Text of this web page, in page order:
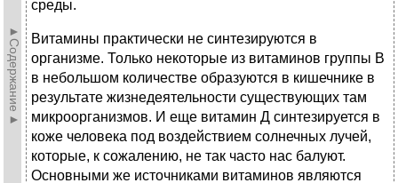
►Содержание►
среды.
Витамины практически не синтезируются в
организме. Только некоторые из витаминов группы В
в небольшом количестве образуются в кишечнике в
результате жизнедеятельности существующих там
микроорганизмов. И еще витамин Д синтезируется в
коже человека под воздействием солнечных лучей,
которые, к сожалению, не так часто нас балуют.
Основными же источниками витаминов являются